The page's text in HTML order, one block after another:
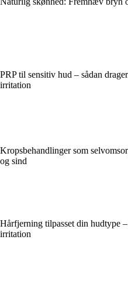
PRP til sensitiv hud – sådan
irritation
Kropsbehandlinger som
og sind
Hårfjerning tilpasset din hudtype
irritation